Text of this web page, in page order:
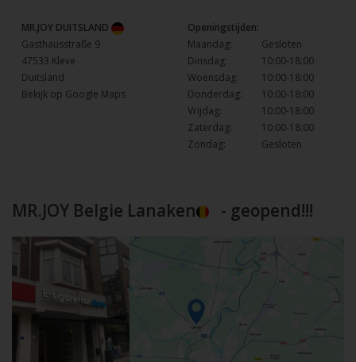
MR.JOY DUITSLAND
Gasthausstraße 9
47533 Kleve
Duitsland
Bekijk op Google Maps
Openingstijden:
Maandag:
Gesloten
Dinsdag:
10:00-18:00
Woensdag:
10:00-18:00
Donderdag:
10:00-18:00
Vrijdag:
10:00-18:00
Zaterdag:
10:00-18:00
Zondag:
Gesloten
MR.JOY Belgie Lanaken - geopend!!!